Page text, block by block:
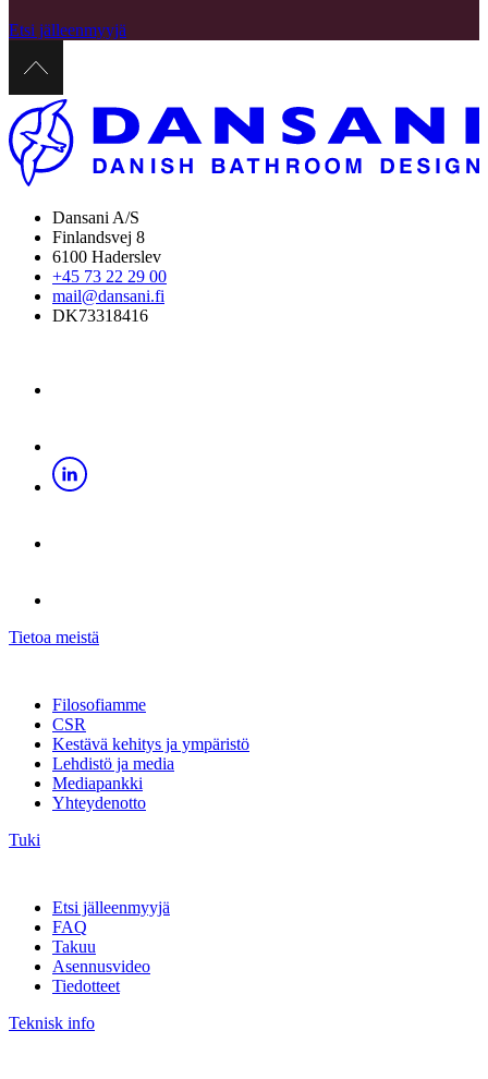
Etsi jälleenmyyjä
Dansani A/S
Finlandsvej 8
6100 Haderslev
+45 73 22 29 00
mail@dansani.fi
DK73318416
Tietoa meistä
Filosofiamme
CSR
Kestävä kehitys ja ympäristö
Lehdistö ja media
Mediapankki
Yhteydenotto
Tuki
Etsi jälleenmyyjä
FAQ
Takuu
Asennusvideo
Tiedotteet
Teknisk info